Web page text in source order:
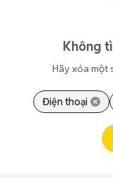
Không
Hãy xóa một
Điện thoại